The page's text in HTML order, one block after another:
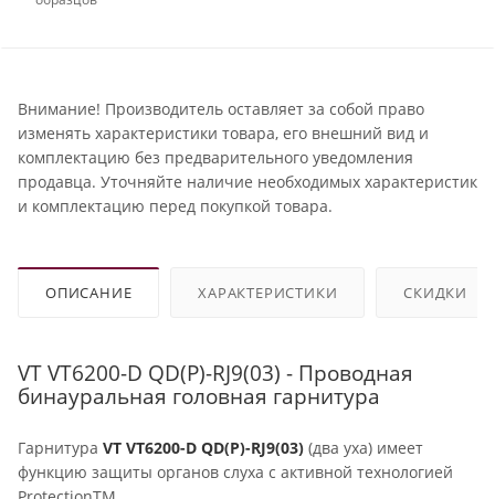
Внимание! Производитель оставляет за собой право
изменять характеристики товара, его внешний вид и
комплектацию без предварительного уведомления
продавца. Уточняйте наличие необходимых характеристик
и комплектацию перед покупкой товара.
ОПИСАНИЕ ХАРАКТЕРИСТИКИ СКИДКИ
VT VT6200-D QD(P)-RJ9(03) - Проводная
бинауральная головная гарнитура
Гарнитура VT VT6200-D QD(P)-RJ9(03) (два уха) имеет
функцию защиты органов слуха с активной технологией